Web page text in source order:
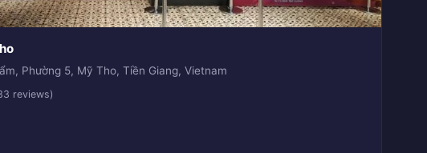
Phường 5, Mỹ Tho, Tiền Giang, Vietnam
reviews)